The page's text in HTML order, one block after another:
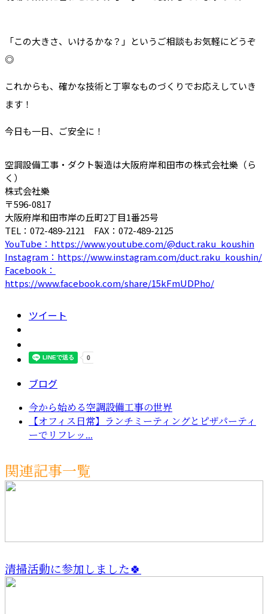
「この大きさ、いけるかな？」というご相談もお気軽にどうぞ
◎
これからも、確かな技術と丁寧なものづくりでお応えしていき
ます！
今日も一日、ご安全に！
空調設備工事・ダクト製造は大阪府岸和田市の株式会社樂（ら
く）
株式会社樂
〒596-0817
大阪府岸和田市岸の丘町2丁目1番25号
TEL：072-489-2121 FAX：072-489-2125
YouTube：https://www.youtube.com/@duct.raku_koushin
Instagram：https://www.instagram.com/duct.raku_koushin/
Facebook：
https://www.facebook.com/share/15kFmUDPho/
ツイート
ブログ
今から始める空調設備工事の世界
【オフィス日常】ランチミーティングとピザパーティ
ーでリフレッ...
関連記事一覧
清掃活動に参加しました🍀